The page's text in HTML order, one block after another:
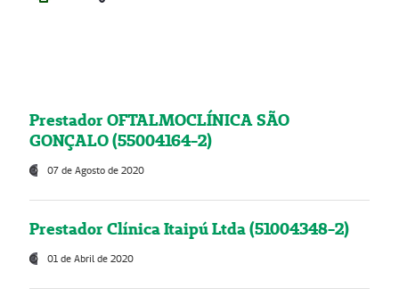
Prestador OFTALMOCLÍNICA SÃO
GONÇALO (55004164-2)
07 de Agosto de 2020
Prestador Clínica Itaipú Ltda (51004348-2)
01 de Abril de 2020